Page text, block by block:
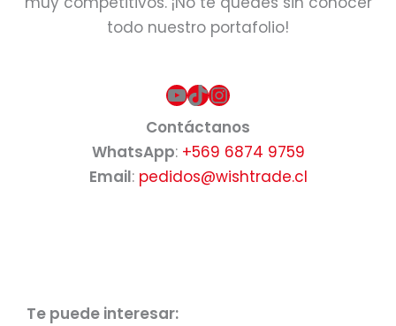
todo nuestro portafolio!
YouTube
TikTok
Instagram
Contáctanos
WhatsApp: +569 6874 9759
Email: pedidos@wishtrade.cl
Te puede interesar: